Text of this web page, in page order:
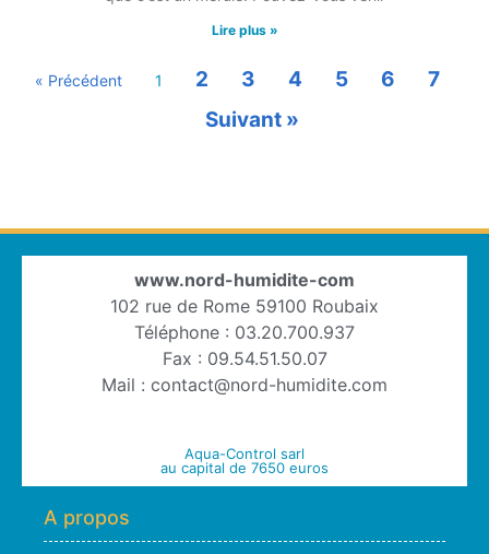
Lire plus »
« Précédent 1 2 3 4 5 6
7
Suivant »
www.nord-humidite-com
102 rue de Rome 59100 Roubaix
Téléphone : 03.20.700.937
Fax : 09.54.51.50.07
Mail : contact@nord-humidite.com
Aqua-Control sarl
au capital de 7650 euros
A propos